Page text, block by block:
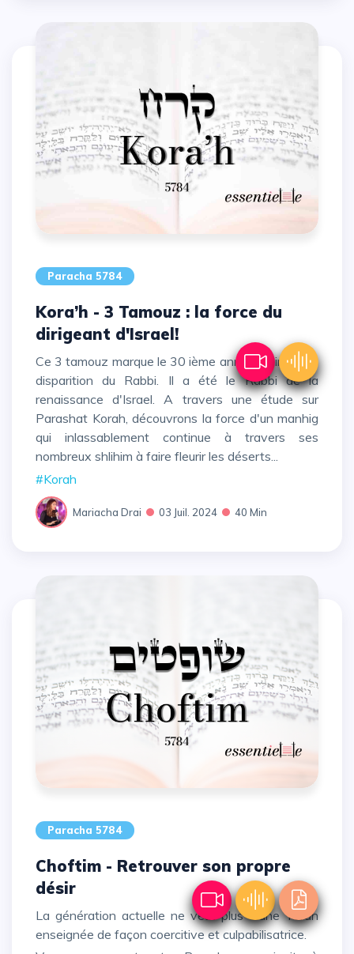
Paracha 5784
Kora’h - 3 Tamouz : la force du
dirigeant d'Israel!
Ce 3 tamouz marque le 30 ième anniversaire de la
disparition du Rabbi. Il a été le Rabbi de la
renaissance d'Israel. A travers une étude sur
Parashat Korah, découvrons la force d'un manhig
qui inlassablement continue à travers ses
nombreux shlihim à faire fleurir les déserts...
#Korah
Mariacha Drai 03 Juil. 2024 40 Min
Paracha 5784
Choftim - Retrouver son propre
désir
La génération actuelle ne veut plus d'une Torah
enseignée de façon coercitive et culpabilisatrice.